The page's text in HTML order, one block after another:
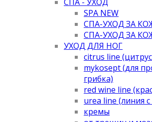
SPA NEW
СПА-УХОД ЗА
СПА-УХОД ЗА
УХОД ДЛЯ НОГ
citrus line
mykosept (для
грибка)
red wine line
urea line (линия
кремы